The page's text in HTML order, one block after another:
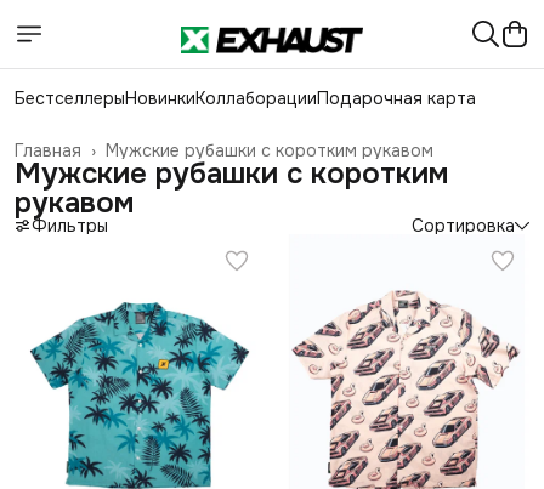
БестселлерыНовинкиКоллаборацииПодарочная карта
Мужские рубашки с коротким рукавом
Главная ›
Мужские рубашки с коротким
рукавом
Фильтры Сортировка